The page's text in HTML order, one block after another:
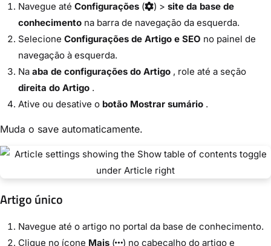
Navegue até Configurações ( ) > site da base de
conhecimento na barra de navegação da esquerda.
Selecione Configurações de Artigo e SEO no painel de
navegação à esquerda.
Na aba de configurações do Artigo , role até a seção
direita do Artigo .
Ative ou desative o botão Mostrar sumário .
Muda o save automaticamente.
Artigo único
Navegue até o artigo no portal da base de conhecimento.
Clique no ícone Mais (
) no cabeçalho do artigo e